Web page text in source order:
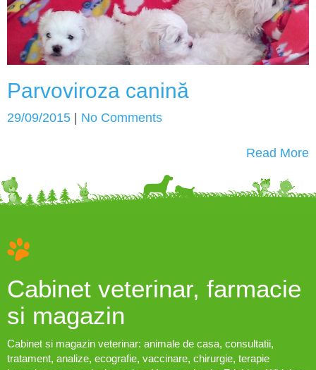
Parvoviroza canină
29/09/2015 | No Comments
Read More
Cabinet veterinar, farmacie
si magazin
Cabinet si magazin veterinar: animale de casa, consultatii,
tratament, analize, ecografie, vaccinare, chirurgie, terapie